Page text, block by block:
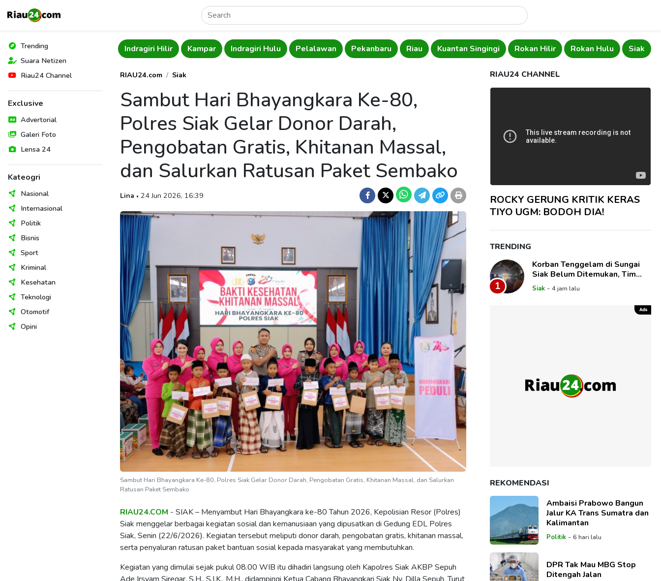
Trending
Suara Netizen
Riau24 Channel
Exclusive
Advertorial
Galeri Foto
Lensa 24
Kateogri
Nasional
Internasional
Politik
Bisnis
Sport
Kriminal
Kesehatan
Teknologi
Otomotif
Opini
Pelalawan Pekanbaru Riau Kuantan Singingi Rokan Hilir Rokan Hulu Siak
Meranti Indragiri Hilir Kampar Indragiri Hulu
RIAU24.com Siak
Sambut Hari Bhayangkara Ke-80,
Polres Siak Gelar Donor Darah,
Pengobatan Gratis, Khitanan Massal,
dan Salurkan Ratusan Paket Sembako
Lina • 24 Jun 2026, 16:39
Sambut Hari Bhayangkara Ke-80, Polres Siak Gelar Donor Darah, Pengobatan Gratis, Khitanan Massal, dan Salurkan
Ratusan Paket Sembako
RIAU24.COM - SIAK – Menyambut Hari Bhayangkara ke-80 Tahun 2026, Kepolisian Resor (Polres)
Siak menggelar berbagai kegiatan sosial dan kemanusiaan yang dipusatkan di Gedung EDL Polres
Siak, Senin (22/6/2026). Kegiatan tersebut meliputi donor darah, pengobatan gratis, khitanan massal,
serta penyaluran ratusan paket bantuan sosial kepada masyarakat yang membutuhkan.
Kegiatan yang dimulai sejak pukul 08.00 WIB itu dihadiri langsung oleh Kapolres Siak AKBP Sepuh
RIAU24 CHANNEL
ROCKY GERUNG KRITIK KERAS
TIYO UGM: BODOH DIA!
TRENDING
1
Korban Tenggelam di Sungai
Siak Belum Ditemukan, Tim
SAR Gabungan Lanjutkan
Pencarian
Siak - 4 jam lalu
REKOMENDASI
Ambaisi Prabowo Bangun
Jalur KA Trans Sumatra dan
Kalimantan
Politik- 6 hari lalu
DPR Tak Mau MBG Stop
Ditengah Jalan